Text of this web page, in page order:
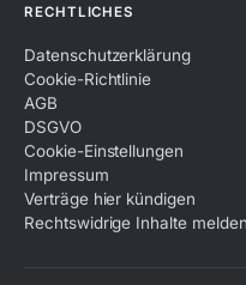
RECHTLICHES
Datenschutzerklärung
Cookie-Richtlinie
AGB
DSGVO
Cookie-Einstellungen
Impressum
Verträge hier kündigen
Rechtswidrige Inhalte melden